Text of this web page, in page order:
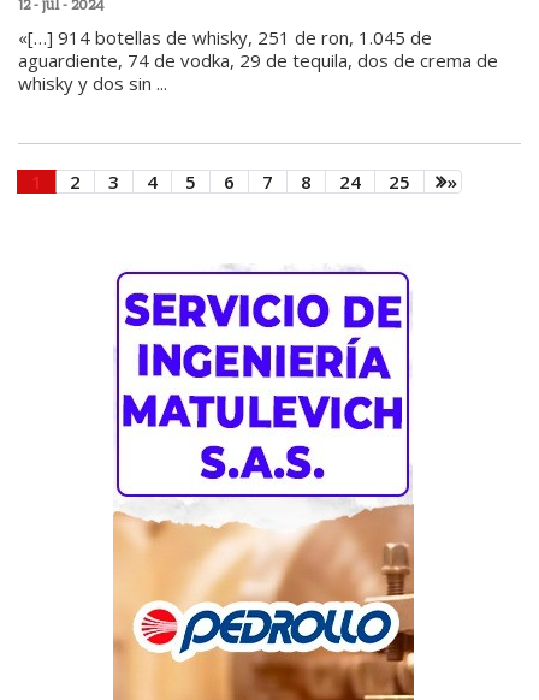
«[…] 914 botellas de whisky, 251 de ron, 1.045 de
aguardiente, 74 de vodka, 29 de tequila, dos de crema de
whisky y dos sin ...
1 2 3 4 5 6 7 8 24 25 »